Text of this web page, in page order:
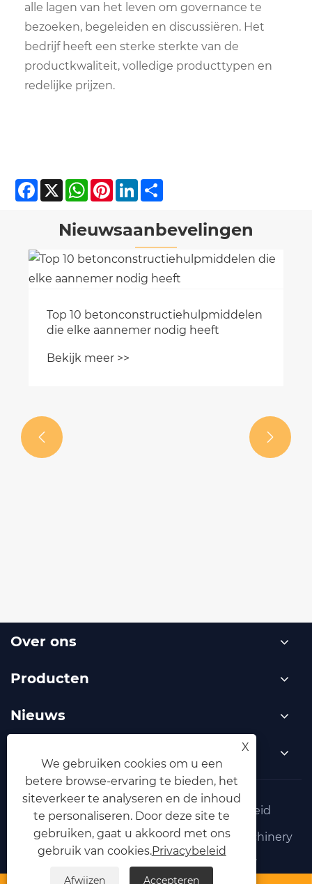
alle lagen van het leven om governance te
bezoeken, begeleiden en discussiëren. Het
bedrijf heeft een sterke sterkte van de
productkwaliteit, volledige producttypen en
redelijke prijzen.
Facebook
X WhatsApp
Pinterest
LinkedIn
Nieuwsaanbevelingen
Top 10 betonconstructiehulpmiddelen
die elke aannemer nodig heeft
Bekijk meer >>
 
Over ons
Producten
Nieuws
Links Sitemap RSS XML
Privacybeleid
Copyright © 2025 Yongkang Zhouxun Machinery
Co., Ltd. Alle rechten voorbehouden.
X
We gebruiken cookies om u een
betere browse-ervaring te bieden, het
siteverkeer te analyseren en de inhoud
te personaliseren. Door deze site te
gebruiken, gaat u akkoord met ons
gebruik van cookies.Privacybeleid
Afwijzen Accepteren